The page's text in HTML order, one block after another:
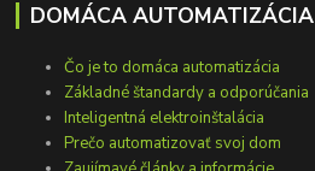
DOMÁCA AUTOMATIZÁCIA
Čo je to domáca automatizácia
Základné štandardy a odporúčania
Inteligentná elektroinštalácia
Prečo automatizovať svoj dom